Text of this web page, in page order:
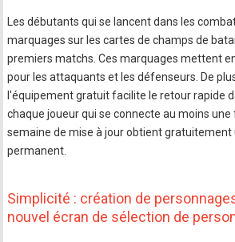
Les débutants qui se lancent dans les
marquages sur les cartes de champs de
premiers matchs. Ces marquages mettent
pour les attaquants et les défenseurs. De
l'équipement gratuit facilite le retour rapide
chaque joueur qui se connecte au moins
semaine de mise à jour obtient gratuitement
permanent.
Simplicité : création de
nouvel écran de sélection de